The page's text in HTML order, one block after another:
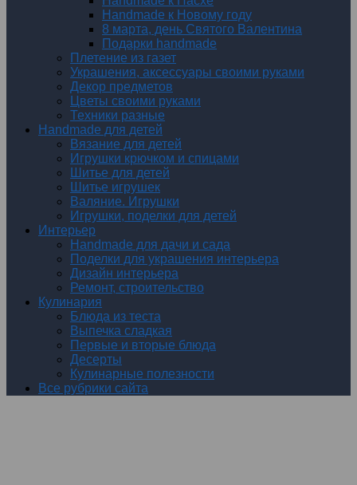
Handmade к Новому году
8 марта, день Святого Валентина
Подарки handmade
Плетение из газет
Украшения, аксессуары своими руками
Декор предметов
Цветы своими руками
Техники разные
Handmade для детей
Вязание для детей
Игрушки крючком и спицами
Шитье для детей
Шитье игрушек
Валяние. Игрушки
Игрушки, поделки для детей
Интерьер
Handmade для дачи и сада
Поделки для украшения интерьера
Дизайн интерьера
Ремонт, строительство
Кулинария
Блюда из теста
Выпечка сладкая
Первые и вторые блюда
Десерты
Кулинарные полезности
Все рубрики сайта